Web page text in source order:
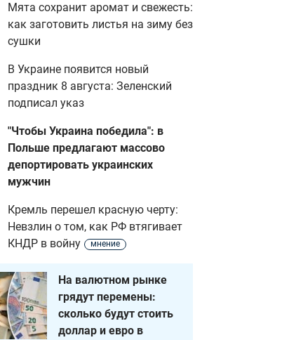
Мята сохранит аромат и свежесть:
как заготовить листья на зиму без
сушки
В Украине появится новый
праздник 8 августа: Зеленский
подписал указ
"Чтобы Украина победила": в
Польше предлагают массово
депортировать украинских
мужчин
Кремль перешел красную черту:
Невзлин о том, как РФ втягивает
КНДР в войну
мнение
На валютном рынке
грядут перемены:
сколько будут стоить
доллар и евро в